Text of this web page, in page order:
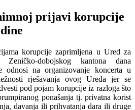
prijavi korupcije
korupcije zaprimljena u Ured za
dobojskog kantona dana
odnosi na organizovanje koncerta u
rješavanja ovog Ureda jer se
pod pojam korupcije iz razloga što
ponašanja tj. privatna korist
davanja ili prihvatanja dara ili druge